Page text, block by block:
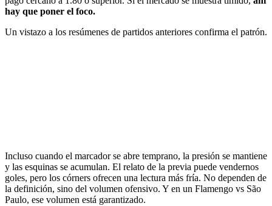
hay que poner el foco.
Un vistazo a los resúmenes de partidos anteriores confirma el patrón.
Incluso cuando el marcador se abre temprano, la presión se mantiene
y las esquinas se acumulan. El relato de la previa puede vendernos
goles, pero los córners ofrecen una lectura más fría. No dependen de
la definición, sino del volumen ofensivo. Y en un Flamengo vs São
Paulo, ese volumen está garantizado.